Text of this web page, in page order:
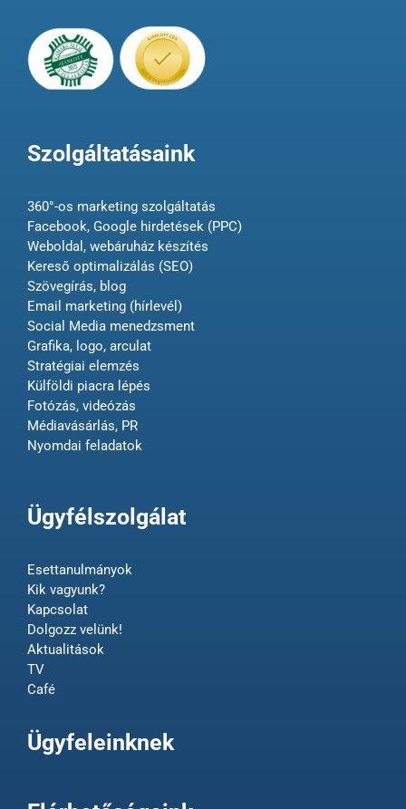
Szolgáltatásaink
360°-os marketing szolgáltatás
Facebook, Google hirdetések (PPC)
Weboldal, webáruház készítés
Kereső optimalizálás (SEO)
Szövegírás, blog
Email marketing (hírlevél)
Social Media menedzsment
Grafika, logo, arculat
Stratégiai elemzés
Külföldi piacra lépés
Fotózás, videózás
Médiavásárlás, PR
Nyomdai feladatok
Ügyfélszolgálat
Esettanulmányok
Kik vagyunk?
Kapcsolat
Dolgozz velünk!
Aktualitások
TV
Café
Ügyfeleinknek